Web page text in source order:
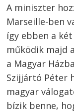
A miniszter
Marseille-ben
így ebben a
működik majd
a Magyar
Szijjártó Péter
magyar
bízik benne,